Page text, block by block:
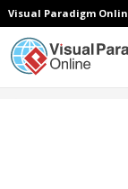
Visual Paradigm